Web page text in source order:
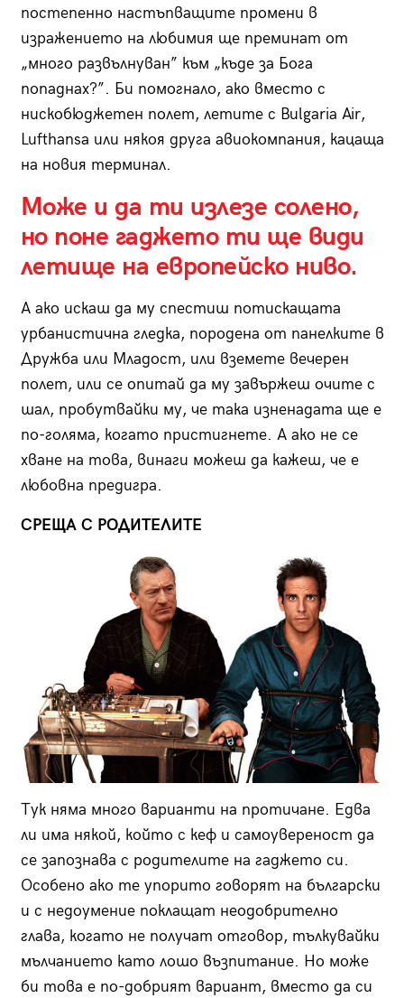
постепенно настъпващите промени в
изражението на любимия ще преминат от
„много развълнуван” към „къде за Бога
попаднах?”. Би помогнало, ако вместо с
нискобюджетен полет, летите с Bulgaria Air,
Lufthansa или някоя друга авиокомпания, кацаща
на новия терминал.
Може и да ти излезе солено,
но поне гаджето ти ще види
летище на европейско ниво.
А ако искаш да му спестиш потискащата
урбанистична гледка, породена от панелките в
Дружба или Младост, или вземете вечерен
полет, или се опитай да му завържеш очите с
шал, пробутвайки му, че така изненадата ще е
по-голяма, когато пристигнете. А ако не се
хване на това, винаги можеш да кажеш, че е
любовна предигра.
СРЕЩА С РОДИТЕЛИТЕ
Тук няма много варианти на протичане. Едва
ли има някой, който с кеф и самоувереност да
се запознава с родителите на гаджето си.
Особено ако те упорито говорят на български
и с недоумение поклащат неодобрително
глава, когато не получат отговор, тълкувайки
мълчанието като лошо възпитание. Но може
би това е по-добрият вариант, вместо да си